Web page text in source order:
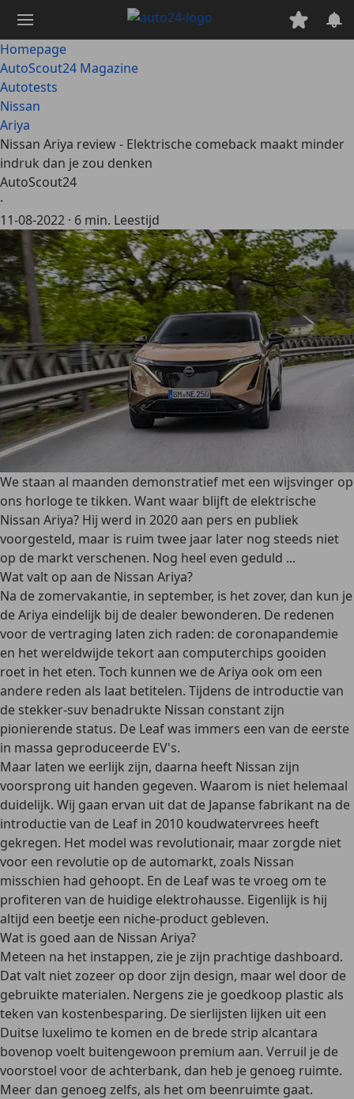
naar
hoofdinhoud
Homepage
AutoScout24 Magazine
Autotests
Nissan
Ariya
Nissan Ariya review - Elektrische comeback maakt minder
indruk dan je zou denken
AutoScout24
·
11-08-2022 · 6 min. Leestijd
We staan al maanden demonstratief met een wijsvinger op
ons horloge te tikken. Want waar blijft de elektrische
Nissan Ariya? Hij werd in 2020 aan pers en publiek
voorgesteld, maar is ruim twee jaar later nog steeds niet
op de markt verschenen. Nog heel even geduld ...
Wat valt op aan de Nissan Ariya?
Na de zomervakantie, in september, is het zover, dan kun je
de Ariya eindelijk bij de dealer bewonderen. De redenen
voor de vertraging laten zich raden: de coronapandemie
en het wereldwijde tekort aan computerchips gooiden
roet in het eten. Toch kunnen we de Ariya ook om een
andere reden als laat betitelen. Tijdens de introductie van
de stekker-suv benadrukte Nissan constant zijn
pionierende status. De Leaf was immers een van de eerste
in massa geproduceerde EV's.
Maar laten we eerlijk zijn, daarna heeft Nissan zijn
voorsprong uit handen gegeven. Waarom is niet helemaal
duidelijk. Wij gaan ervan uit dat de Japanse fabrikant na de
introductie van de Leaf in 2010 koudwatervrees heeft
gekregen. Het model was revolutionair, maar zorgde niet
voor een revolutie op de automarkt, zoals Nissan
misschien had gehoopt. En de Leaf was te vroeg om te
profiteren van de huidige elektrohausse. Eigenlijk is hij
altijd een beetje een niche-product gebleven.
Wat is goed aan de Nissan Ariya?
Meteen na het instappen, zie je zijn prachtige dashboard.
Dat valt niet zozeer op door zijn design, maar wel door de
gebruikte materialen. Nergens zie je goedkoop plastic als
teken van kostenbesparing. De sierlijsten lijken uit een
Duitse luxelimo te komen en de brede strip alcantara
bovenop voelt buitengewoon premium aan. Verruil je de
voorstoel voor de achterbank, dan heb je genoeg ruimte.
Meer dan genoeg zelfs, als het om beenruimte gaat.